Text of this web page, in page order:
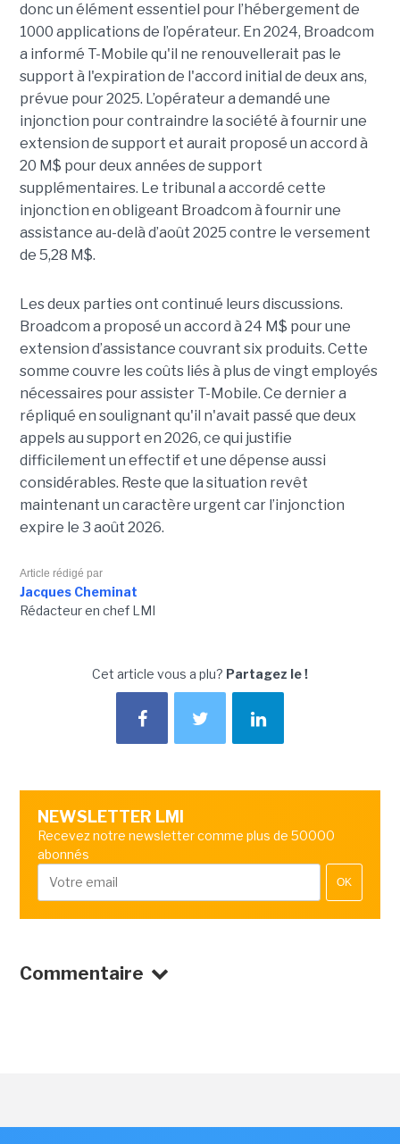
donc un élément essentiel pour l’hébergement de
1000 applications de l’opérateur. En 2024, Broadcom
a informé T-Mobile qu'il ne renouvellerait pas le
support à l'expiration de l'accord initial de deux ans,
prévue pour 2025. L’opérateur a demandé une
injonction pour contraindre la société à fournir une
extension de support et aurait proposé un accord à
20 M$ pour deux années de support
supplémentaires. Le tribunal a accordé cette
injonction en obligeant Broadcom à fournir une
assistance au-delà d’août 2025 contre le versement
de 5,28 M$.
Les deux parties ont continué leurs discussions.
Broadcom a proposé un accord à 24 M$ pour une
extension d’assistance couvrant six produits. Cette
somme couvre les coûts liés à plus de vingt employés
nécessaires pour assister T-Mobile. Ce dernier a
répliqué en soulignant qu'il n'avait passé que deux
appels au support en 2026, ce qui justifie
difficilement un effectif et une dépense aussi
considérables. Reste que la situation revêt
maintenant un caractère urgent car l’injonction
expire le 3 août 2026.
Article rédigé par
Jacques Cheminat
Rédacteur en chef LMI
Cet article vous a plu? Partagez le !
NEWSLETTER LMI
Recevez notre newsletter comme plus de 50000
abonnés
OK
Commentaire